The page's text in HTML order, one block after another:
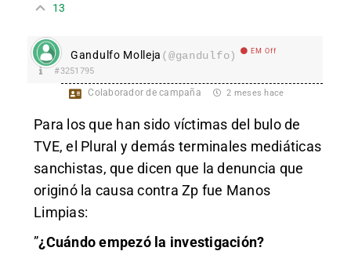
13
Gandulfo Molleja (@gandulfo) EM Off
#3251795
Colaborador de campaña 2 meses hace
Para los que han sido víctimas del bulo de
TVE, el Plural y demás terminales mediáticas
sanchistas, que dicen que la denuncia que
originó la causa contra Zp fue Manos
Limpias:
”¿Cuándo empezó la investigación?